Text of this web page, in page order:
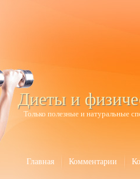
Диеты и
Только полезные и натуральные
Главная Комментарии